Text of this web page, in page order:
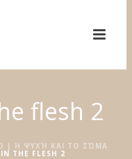
flesh 2
| Η ΨΥΧΉ ΚΑΙ ΤΟ ΣΏΜΑ
THE FLESH 2